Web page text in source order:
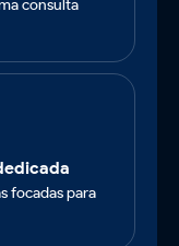
consulta
focadas para